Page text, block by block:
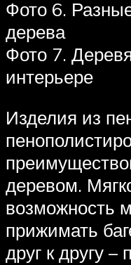
Фото 6.
дерева
Фото 7.
интерьере
Изделия из
деревом.
возможность
прижимать
друг к другу –